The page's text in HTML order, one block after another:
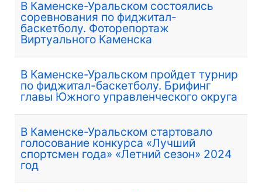
В Каменске-Уральском состоялись
соревнования по фиджитал-
баскетболу. Фоторепортаж
Виртуального Каменска
В Каменске-Уральском пройдет турнир
по фиджитал-баскетболу. Брифинг
главы Южного управленческого округа
В Каменске-Уральском стартовало
голосование конкурса «Лучший
спортсмен года» «Летний сезон» 2024
год